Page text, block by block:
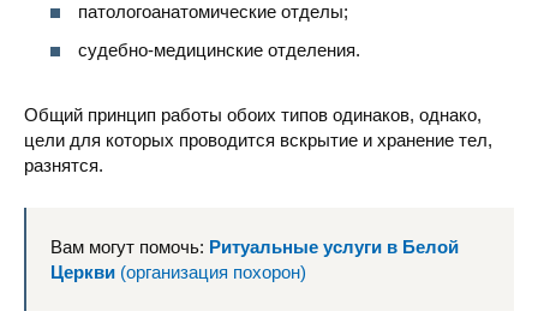
патологоанатомические отделы;
судебно-медицинские отделения.
Общий принцип работы обоих типов одинаков, однако,
цели для которых проводится вскрытие и хранение тел,
разнятся.
Вам могут помочь: Ритуальные услуги в Белой
Церкви (организация похорон)